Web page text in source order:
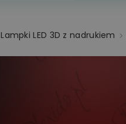
Lampki LED 3D z nadrukiem